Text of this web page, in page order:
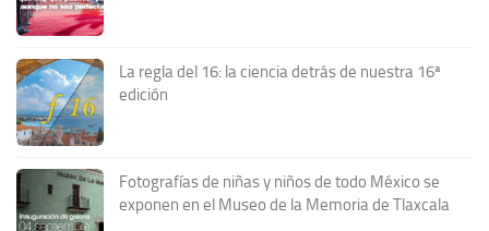
La regla del 16: la ciencia detrás de nuestra 16ª
edición
Fotografías de niñas y niños de todo México se
exponen en el Museo de la Memoria de Tlaxcala